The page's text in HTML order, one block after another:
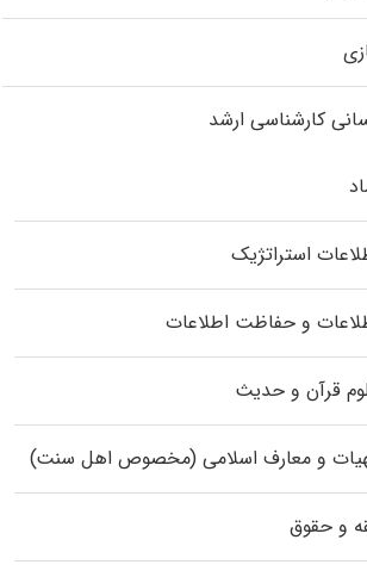
کارشناسی ارشد
استراتژیک
و حفاظت اطلاعات
قرآن و حدیث
و معارف اسلامی (مخصوص اهل سنت)
و حقوق